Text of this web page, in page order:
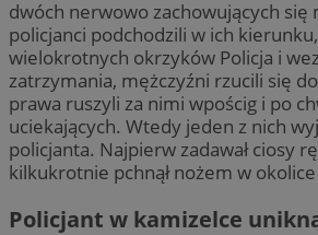
dwóch nerwowo zachowujących się
policjanci podchodzili w ich
wielokrotnych okrzyków Policja i
zatrzymania, mężczyźni rzucili się
prawa ruszyli za nimi wpościg i po
uciekających. Wtedy jeden z nich
policjanta. Najpierw zadawał ciosy
kilkukrotnie pchnął nożem w
Policjant w kamizelce